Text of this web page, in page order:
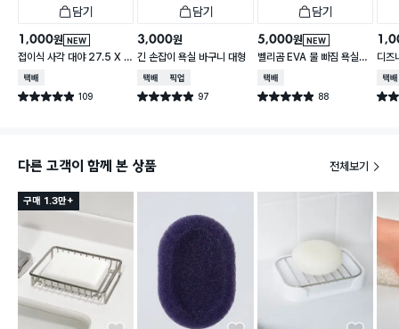
담기
NEW
1,000원
접이식 사각 대야 27.5 X 2
3 cm
택배배송
별점 4.9점 109
건 작성
담기
3,000원
긴 손잡이 욕실 바구니 대형
택배배송매장픽업
별점 4.9점 97
건 작성
담기
NEW
5,000원
벨리곰 EVA 물 빠짐 욕실화
260~280 mm
택배배송
별점 4.9점 88
건 작성
디즈
컵
택배
별점
다른 고객이 함께 본 상품 전체보기
구매 1.3만+